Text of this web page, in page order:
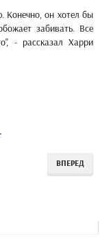
Конечно, он хотел бы
забивать. Все
- рассказал Харри
ВПЕРЕД